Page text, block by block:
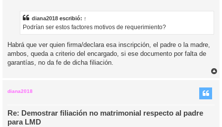
diana2018 escribió: ↑
Podrían ser estos factores motivos de requerimiento?
Habrá que ver quien firma/declara esa inscripción, el padre o la madre,
ambos, queda a criterio del encargado, si ese documento por falta de
garantías, no da fe de dicha filiación.
diana2018
Re: Demostrar filiación no matrimonial respecto al padre
para LMD